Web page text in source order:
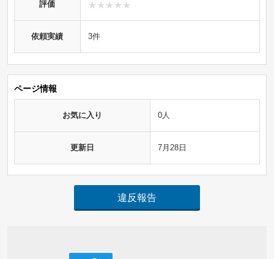
評価
依頼実績 3件
ページ情報
お気に入り 0人
更新日 7月28日
違反報告